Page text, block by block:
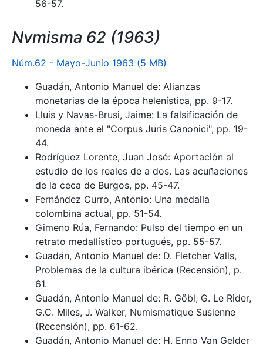
56-57.
Nvmisma 62 (1963)
Núm.62 - Mayo-Junio 1963 (5 MB)
Guadán, Antonio Manuel de: Alianzas
monetarias de la época helenística, pp. 9-17.
Lluis y Navas-Brusi, Jaime: La falsificación de
moneda ante el "Corpus Juris Canonici", pp. 19-
44.
Rodríguez Lorente, Juan José: Aportación al
estudio de los reales de a dos. Las acuñaciones
de la ceca de Burgos, pp. 45-47.
Fernández Curro, Antonio: Una medalla
colombina actual, pp. 51-54.
Gimeno Rúa, Fernando: Pulso del tiempo en un
retrato medallístico portugués, pp. 55-57.
Guadán, Antonio Manuel de: D. Fletcher Valls,
Problemas de la cultura ibérica (Recensión), p.
61.
Guadán, Antonio Manuel de: R. Göbl, G. Le Rider,
G.C. Miles, J. Walker, Numismatique Susienne
(Recensión), pp. 61-62.
Guadán, Antonio Manuel de: H. Enno Van Gelder